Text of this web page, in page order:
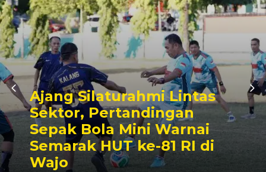
Lintas
Warnai
81 RI di
Kalahkan
Forkopimda,
Rosman
Juara Lomba
Kerupuk